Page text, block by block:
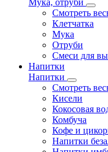
Мука, отруби
Смотреть
Клетчатка
Мука
Отруби
Смеси для
Напитки
Напитки
Смотреть
Кисели
Кокосовая
Комбуча
Кофе и
Напитки